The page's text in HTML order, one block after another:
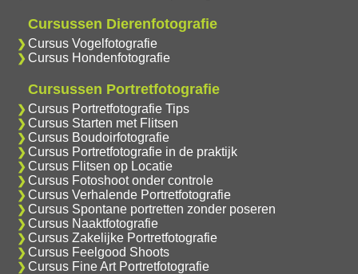
Cursussen Dierenfotografie
Cursus Vogelfotografie
Cursus Hondenfotografie
Cursussen Portretfotografie
Cursus Portretfotografie Tips
Cursus Starten met Flitsen
Cursus Boudoirfotografie
Cursus Portretfotografie in de praktijk
Cursus Flitsen op Locatie
Cursus Fotoshoot onder controle
Cursus Verhalende Portretfotografie
Cursus Spontane portretten zonder poseren
Cursus Naaktfotografie
Cursus Zakelijke Portretfotografie
Cursus Feelgood Shoots
Cursus Fine Art Portretfotografie